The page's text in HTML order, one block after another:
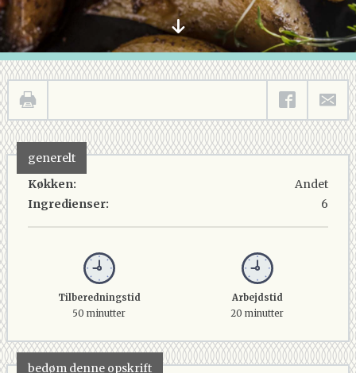
generelt
Køkken:
Ingredienser:
Andet
6
Tilberedningstid
50 minutter
Arbejdstid
20 minutter
bedøm denne opskrift